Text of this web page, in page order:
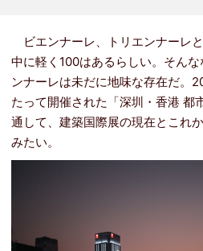
ビエンナーレ、トリエンナーレ
中に軽く100はあるらしい。そん
ンナーレは未だに地味な存在だ。
たって開催された「深圳・香港 都
通して、建築国際展の現在とこれ
みたい。